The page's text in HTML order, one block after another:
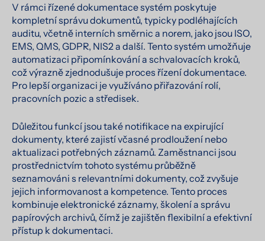
V rámci řízené dokumentace systém poskytuje
kompletní správu dokumentů, typicky podléhajících
auditu, včetně interních směrnic a norem, jako jsou ISO,
EMS, QMS, GDPR, NIS2 a další. Tento systém umožňuje
automatizaci připomínkování a schvalovacích kroků,
což výrazně zjednodušuje proces řízení dokumentace.
Pro lepší organizaci je využíváno přiřazování rolí,
pracovních pozic a středisek.
Důležitou funkcí jsou také notifikace na expirující
dokumenty, které zajistí včasné prodloužení nebo
aktualizaci potřebných záznamů. Zaměstnanci jsou
prostřednictvím tohoto systému průběžně
seznamováni s relevantními dokumenty, což zvyšuje
jejich informovanost a kompetence. Tento proces
kombinuje elektronické záznamy, školení a správu
papírových archivů, čímž je zajištěn flexibilní a efektivní
přístup k dokumentaci.